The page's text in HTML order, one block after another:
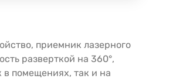
приемник лазерного
разверткой на 360°,
в помещениях, так и на